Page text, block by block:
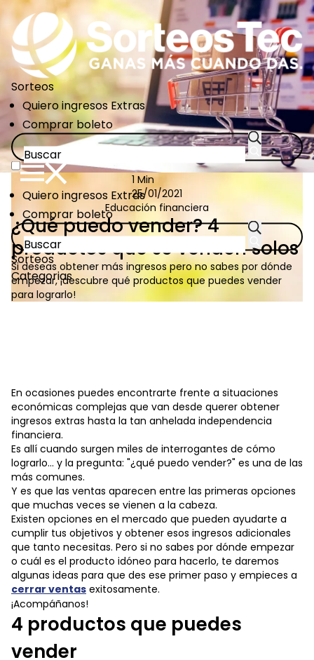
Pasar
al
contenido
principal
Sorteos
CTA
Links
Quiero ingresos Extras
Comprar boleto
CTA
Links
Quiero ingresos Extras
Comprar boleto
Sorteos
Categorias
1 Min
25/01/2021
Educación financiera
¿Qué puedo vender? 4
productos que se venden solos
Si deseas obtener más ingresos pero no sabes por dónde
empezar, ¡descubre qué productos que puedes vender
para lograrlo!
En ocasiones puedes encontrarte frente a situaciones
económicas complejas que van desde querer obtener
ingresos extras hasta la tan anhelada independencia
financiera.
Es allí cuando surgen miles de interrogantes de cómo
lograrlo... y la pregunta: "¿qué puedo vender?" es una de las
más comunes.
Y es que las ventas aparecen entre las primeras opciones
que muchas veces se vienen a la cabeza.
Existen opciones en el mercado que pueden ayudarte a
cumplir tus objetivos y obtener esos ingresos adicionales
que tanto necesitas. Pero si no sabes por dónde empezar
o cuál es el producto idóneo para hacerlo, te daremos
algunas ideas para que des ese primer paso y empieces a
cerrar ventas exitosamente.
¡Acompáñanos!
4 productos que puedes
vender